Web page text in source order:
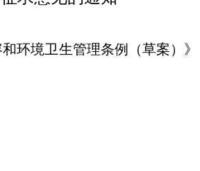
和环境卫生管理条例（草案）